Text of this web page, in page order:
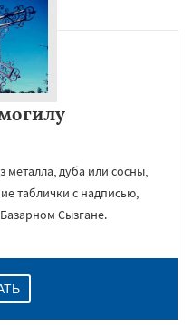
металла, дуба или сосны,
таблички с надписью,
Сызгане.